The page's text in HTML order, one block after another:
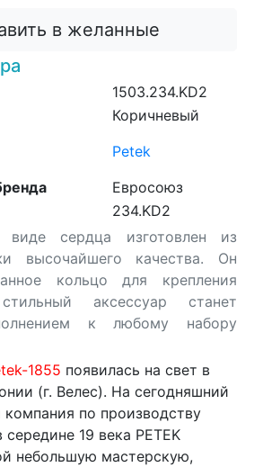
в желанные
1503.234.KD2
Коричневый
Petek
Евросоюз
234.KD2
сердца изготовлен из
высочайшего качества. Он
кольцо для крепления
аксессуар станет
к любому набору
1855 появилась на свет в
(г. Велес). На сегодняшний
компания по производству
19 века PETEK
небольшую мастерскую,